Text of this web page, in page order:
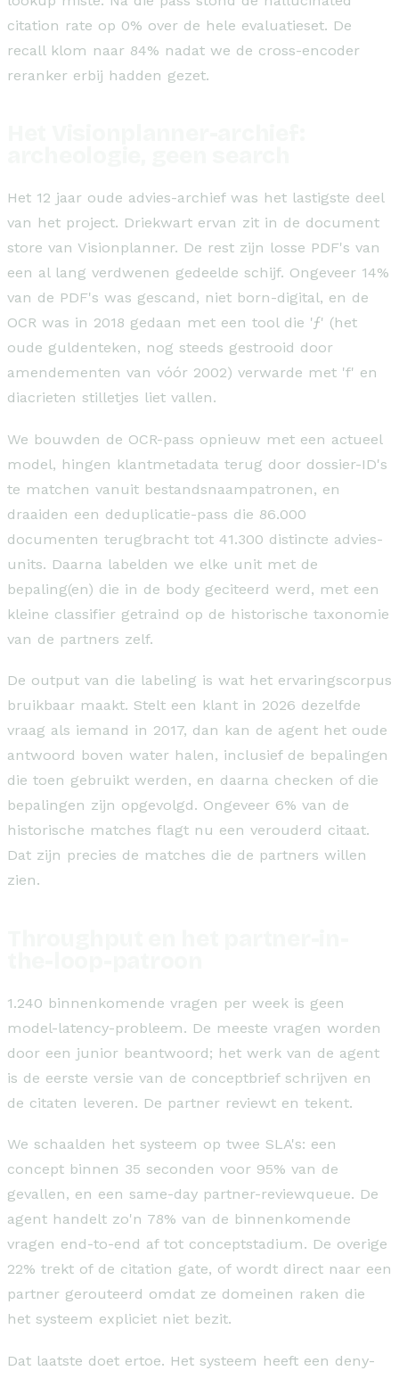
citation rate op 0% over de hele evaluatieset. De
recall klom naar 84% nadat we de cross-encoder
reranker erbij hadden gezet.
Het 12 jaar oude advies-archief was het lastigste deel
van het project. Driekwart ervan zit in de document
store van Visionplanner. De rest zijn losse PDF's van
een al lang verdwenen gedeelde schijf. Ongeveer 14%
van de PDF's was gescand, niet born-digital, en de
OCR was in 2018 gedaan met een tool die 'ƒ' (het
oude guldenteken, nog steeds gestrooid door
amendementen van vóór 2002) verwarde met 'f' en
diacrieten stilletjes liet vallen.
We bouwden de OCR-pass opnieuw met een actueel
model, hingen klantmetadata terug door dossier-ID's
te matchen vanuit bestandsnaampatronen, en
draaiden een deduplicatie-pass die 86.000
documenten terugbracht tot 41.300 distincte advies-
units. Daarna labelden we elke unit met de
bepaling(en) die in de body geciteerd werd, met een
kleine classifier getraind op de historische taxonomie
van de partners zelf.
De output van die labeling is wat het ervaringscorpus
bruikbaar maakt. Stelt een klant in 2026 dezelfde
vraag als iemand in 2017, dan kan de agent het oude
antwoord boven water halen, inclusief de bepalingen
die toen gebruikt werden, en daarna checken of die
bepalingen zijn opgevolgd. Ongeveer 6% van de
historische matches flagt nu een verouderd citaat.
Dat zijn precies de matches die de partners willen
zien.
1.240 binnenkomende vragen per week is geen
model-latency-probleem. De meeste vragen worden
door een junior beantwoord; het werk van de agent
is de eerste versie van de conceptbrief schrijven en
de citaten leveren. De partner reviewt en tekent.
We schaalden het systeem op twee SLA's: een
concept binnen 35 seconden voor 95% van de
gevallen, en een same-day partner-reviewqueue. De
agent handelt zo'n 78% van de binnenkomende
vragen end-to-end af tot conceptstadium. De overige
22% trekt of de citation gate, of wordt direct naar een
partner gerouteerd omdat ze domeinen raken die
het systeem expliciet niet bezit.
Dat laatste doet ertoe. Het systeem heeft een deny-